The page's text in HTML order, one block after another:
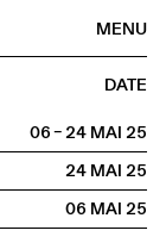
MENU
DATE
06 – 24 MAI2025
24 MAI2025
06 MAI2025